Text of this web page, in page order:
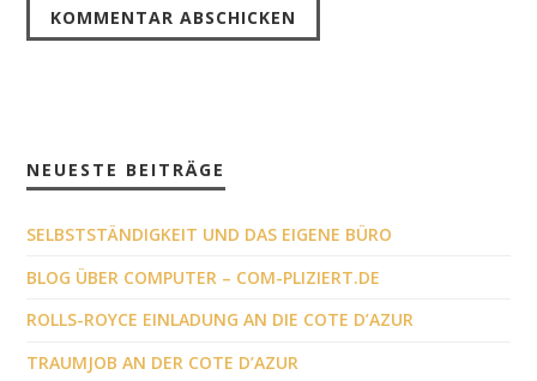
NEUESTE BEITRÄGE
SELBSTSTÄNDIGKEIT UND DAS EIGENE BÜRO
BLOG ÜBER COMPUTER – COM-PLIZIERT.DE
ROLLS-ROYCE EINLADUNG AN DIE COTE D’AZUR
TRAUMJOB AN DER COTE D’AZUR